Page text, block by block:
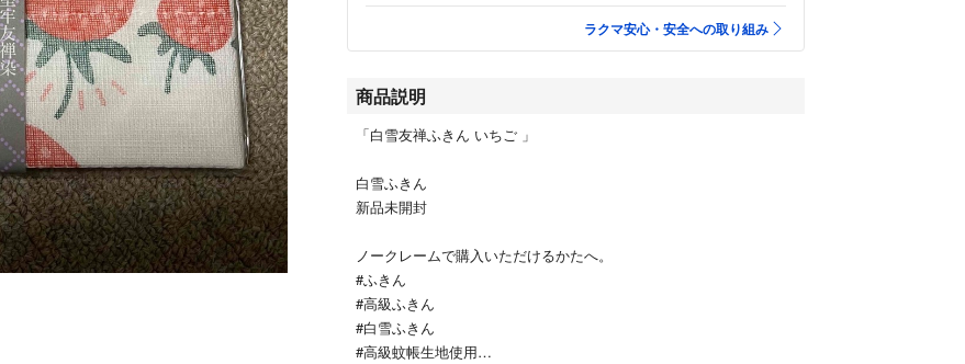
ラクマ安心・安全への取り組み
商品説明
「白雪友禅ふきん いちご 」
白雪ふきん
新品未開封
ノークレームで購入いただけるかたへ。
#ふきん
#高級ふきん
#白雪ふきん
#高級蚊帳生地使用